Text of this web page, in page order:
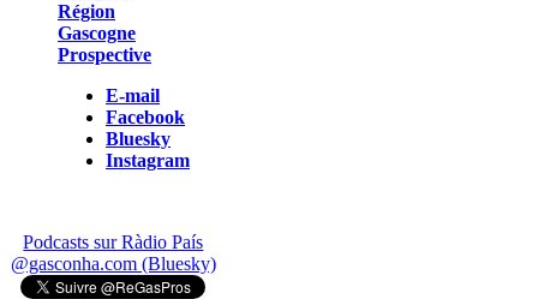
Région
Gascogne
Prospective
E-mail
Facebook
Bluesky
Instagram
Podcasts sur Ràdio País
@gasconha.com (Bluesky)